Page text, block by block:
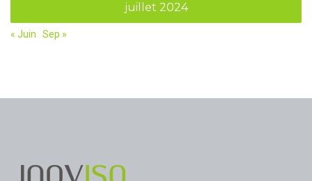
juillet 2024
« Juin Sep »